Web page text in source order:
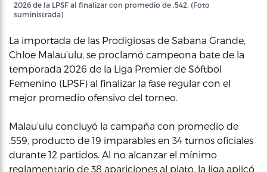
2026 de la LPSF al finalizar con promedio de .542. (Foto
suministrada)
La importada de las Prodigiosas de Sabana Grande,
Chloe Malau’ulu, se proclamó campeona bate de la
temporada 2026 de la Liga Premier de Sóftbol
Femenino (LPSF) al finalizar la fase regular con el
mejor promedio ofensivo del torneo.
Malau’ulu concluyó la campaña con promedio de
.559, producto de 19 imparables en 34 turnos oficiales
durante 12 partidos. Al no alcanzar el mínimo
reglamentario de 38 apariciones al plato, la liga aplicó